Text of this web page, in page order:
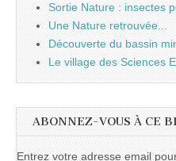
Sortie Nature : insectes
Une Nature retrouvée...
Découverte du bassin
Le village des Sciences
ABONNEZ-VOUS À CE
Entrez votre adresse email